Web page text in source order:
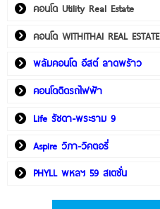
คอนโด Utility Real Estate
คอนโด WITHITHAI REAL ESTATE
พลัมคอนโด อีสต์ ลาดพร้าว
คอนโดติดรถไฟฟ้า
Life รัชดา-พระราม 9
Aspire วิภา-วิคตอรี่
PHYLL พหลฯ 59 สเตชั่น